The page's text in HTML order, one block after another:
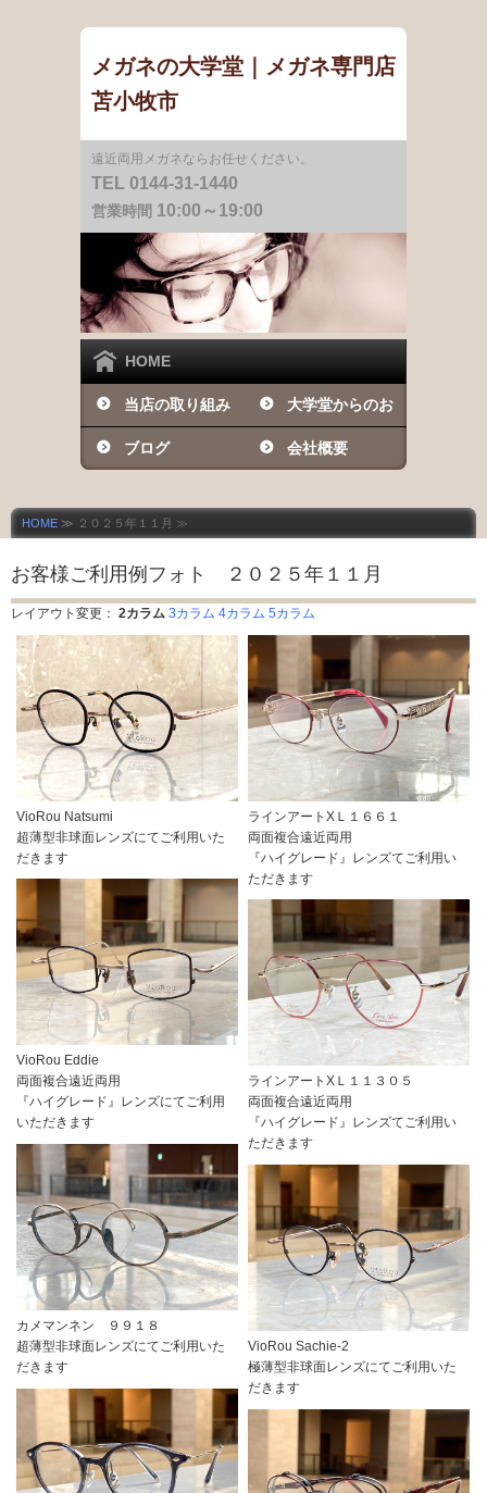
メガネの大学堂｜メガネ専門店
苫小牧市
遠近両用メガネならお任せください。
TEL 0144-31-1440
営業時間 10:00～19:00
HOME
当店の取り組み 大学堂からのお
知らせ
ブログ 会社概要
HOME ≫ ２０２５年１１月 ≫
お客様ご利用例フォト ２０２５年１１月
レイアウト変更： 2カラム 3カラム 4カラム 5カラム
VioRou Natsumi
超薄型非球面レンズにてご利用いた
だきます
ラインアートXＬ１６６１
両面複合遠近両用
『ハイグレード』レンズてご利用い
ただきます
VioRou Eddie
両面複合遠近両用
『ハイグレード』レンズにてご利用
いただきます
ラインアートXＬ１１３０５
両面複合遠近両用
『ハイグレード』レンズてご利用い
ただきます
カメマンネン ９９１８
超薄型非球面レンズにてご利用いた
だきます
VioRou Sachie-2
極薄型非球面レンズにてご利用いた
だきます